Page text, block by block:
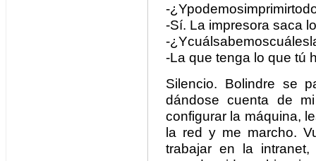
-
-Sí. La impresora saca
-
-La que tenga lo que tú
Silencio. Bolindre se
dándose cuenta de
configurar la máquina,
la red y me marcho.
trabajar en la